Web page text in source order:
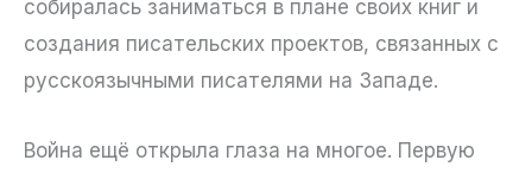
собиралась заниматься в плане своих книг и
создания писательских проектов, связанных с
русскоязычными писателями на Западе.
Война ещё открыла глаза на многое. Первую